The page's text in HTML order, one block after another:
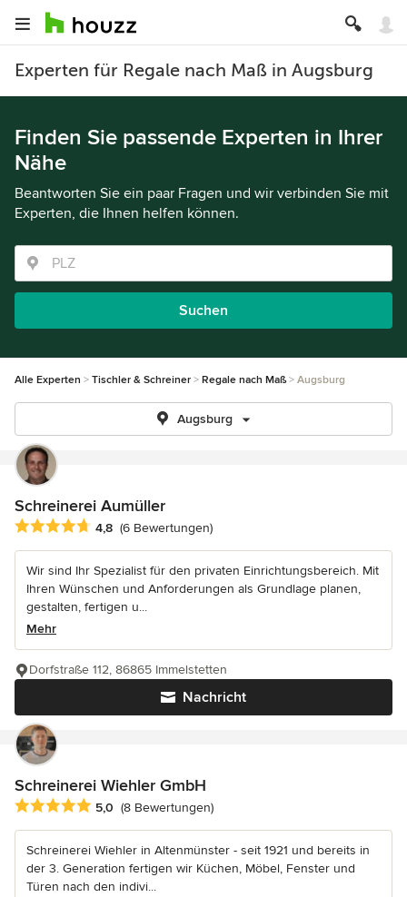
Experten für Regale nach Maß in Augsburg
Finden Sie passende Experten in Ihrer
Nähe
Beantworten Sie ein paar Fragen und wir verbinden Sie mit
Experten, die Ihnen helfen können.
Suchen
Alle Experten Tischler & Schreiner Regale nach Maß Augsburg
Augsburg
Schreinerei Aumüller
Durchschnittliche Bewertung: 4.8 von 5 Sternen
4,8 (6 Bewertungen)
Wir sind Ihr Spezialist für den privaten Einrichtungsbereich. Mit
Ihren Wünschen und Anforderungen als Grundlage planen,
gestalten, fertigen u...
Mehr
Nachricht
Dorfstraße 112, 86865 Immelstetten
Schreinerei Wiehler GmbH
Durchschnittliche Bewertung: 5 von 5 Sternen
5,0 (8 Bewertungen)
Schreinerei Wiehler in Altenmünster - seit 1921 und bereits in
der 3. Generation fertigen wir Küchen, Möbel, Fenster und
Türen nach den indivi...